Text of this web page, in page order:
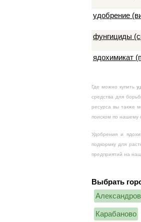
удобрение
фунгициды
ядохимикат
Где можно купить
средства для
ресурса вы также
поиском по нашему
Удобрения и
подкормку для
предприятий на
Выбрать
Александров
Карабаново